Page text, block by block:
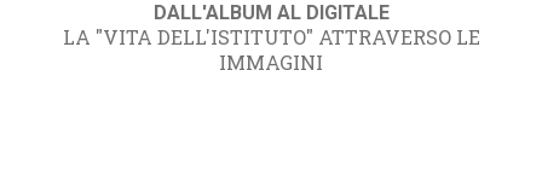
DALL'ALBUM AL DIGITALE
LA "VITA DELL'ISTITUTO" ATTRAVERSO LE
IMMAGINI